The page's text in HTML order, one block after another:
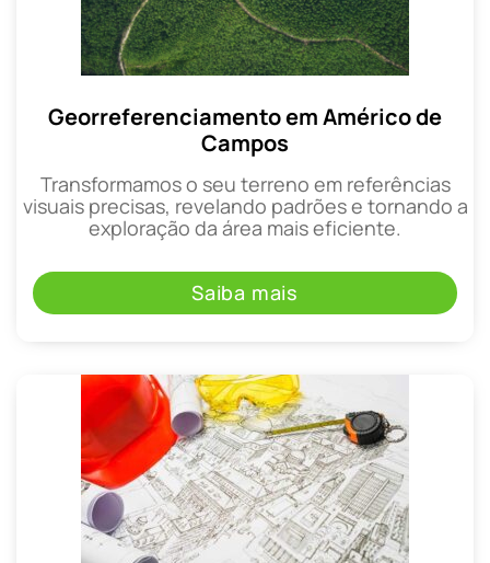
Georreferenciamento em Américo de
Campos
Transformamos o seu terreno em referências
visuais precisas, revelando padrões e tornando a
exploração da área mais eficiente.
Saiba mais